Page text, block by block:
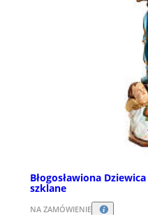
Błogosławiona
szklane
NA ZAMÓWIENIE